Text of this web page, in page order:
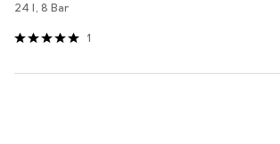
24 l, 8 Bar
1